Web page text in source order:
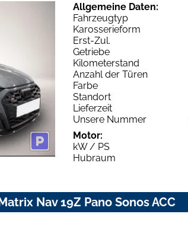
Allgemeine Daten:
Fahrzeugtyp
Karosserieform
Erst-Zul.
Getriebe
Kilometerstand
Anzahl der Türen
Farbe
Standort
Lieferzeit
Unsere Nummer
Motor:
kW / PS
Hubraum
Nav 19Z Pano Sonos ACC